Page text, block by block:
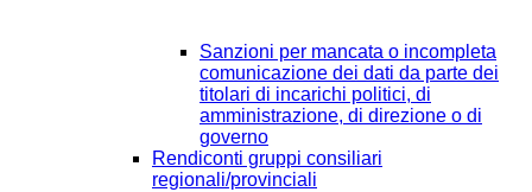
Sanzioni per mancata o incompleta
comunicazione dei dati da parte dei
titolari di incarichi politici, di
amministrazione, di direzione o di
governo
Rendiconti gruppi consiliari
regionali/provinciali